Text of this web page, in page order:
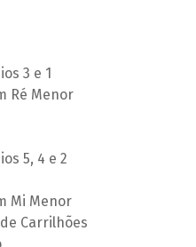
3 e 1
Ré Menor
5, 4 e 2
Mi Menor
Carrilhões